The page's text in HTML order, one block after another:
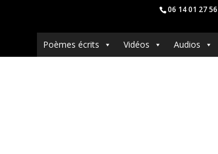
06 14 01 27 56
Poèmes écrits Vidéos Audios